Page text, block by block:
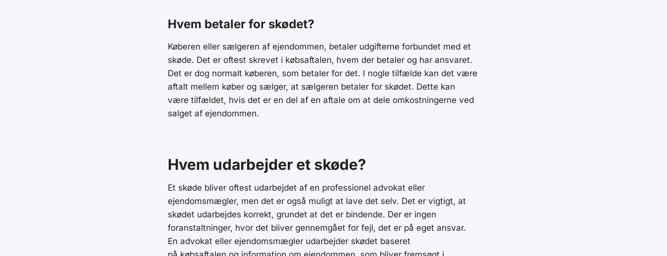
Hvem betaler for skødet?
Køberen eller sælgeren af ejendommen, betaler udgifterne forbundet med et
skøde. Det er oftest skrevet i købsaftalen, hvem der betaler og har ansvaret.
Det er dog normalt køberen, som betaler for det. I nogle tilfælde kan det være
aftalt mellem køber og sælger, at sælgeren betaler for skødet. Dette kan
være tilfældet, hvis det er en del af en aftale om at dele omkostningerne ved
salget af ejendommen.
Hvem udarbejder et skøde?
Et skøde bliver oftest udarbejdet af en professionel advokat eller
ejendomsmægler, men det er også muligt at lave det selv. Det er vigtigt, at
skødet udarbejdes korrekt, grundet at det er bindende. Der er ingen
foranstaltninger, hvor det bliver gennemgået for fejl, det er på eget ansvar.
En advokat eller ejendomsmægler udarbejder skødet baseret